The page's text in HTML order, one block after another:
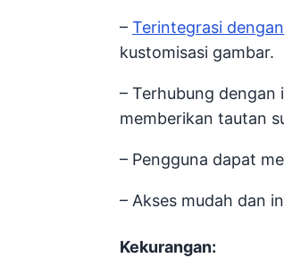
– Terintegrasi
kustomisasi gambar.
– Terhubung
memberikan tautan
– Pengguna dapat
– Akses mudah dan
Kekurangan: